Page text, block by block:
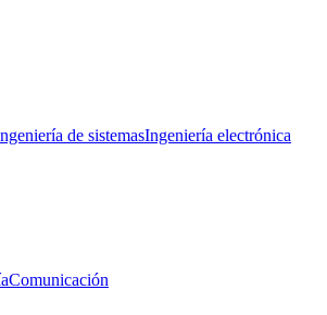
de sistemasIngeniería electrónica
Comunicación